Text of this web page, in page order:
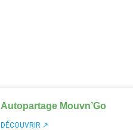
Autopartage Mouvn’Go
DÉCOUVRIR ↗